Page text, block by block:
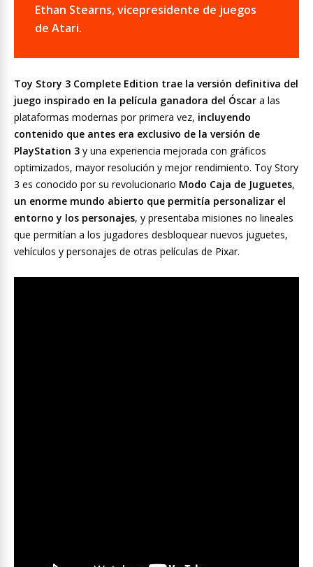
Ethan Stearns, vicepresidente de juegos
de Atari.
Toy Story 3 Complete Edition trae la versión definitiva del
juego inspirado en la película ganadora del Óscar a las
plataformas modernas por primera vez, incluyendo
contenido que antes era exclusivo de la versión de
PlayStation 3 y una experiencia mejorada con gráficos
optimizados, mayor resolución y mejor rendimiento. Toy Story
3 es conocido por su revolucionario Modo Caja de Juguetes,
un enorme mundo abierto que permitía personalizar el
entorno y los personajes, y presentaba misiones no lineales
que permitían a los jugadores desbloquear nuevos juguetes,
vehículos y personajes de otras películas de Pixar.